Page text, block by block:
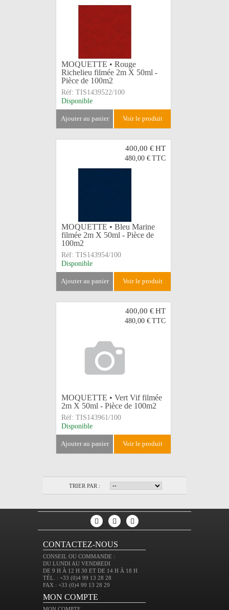
MOQUETTE • Rouge
Richelieu filmée 2m X 50ml -
Pièce de 100m2
Réf: TIS1439522/100
Disponible
ajouter au panier voir le produit
400,00 €HT
480,00 € TTC
MOQUETTE • Bleu Marine
filmée 2m X 50ml - Pièce de
100m2
Réf: TIS143954/100
Disponible
ajouter au panier voir le produit
400,00 €HT
480,00 € TTC
MOQUETTE • Vert Vif filmée
2m X 50ml - Pièce de 100m2
Réf: TIS143961/100
Disponible
ajouter au panier voir le produit
TRIER PAR :
CONTACTEZ-NOUS
CONSEIL OU COMMANDE :
DU LUNDI AU VENDREDI
DE 9 H À 12 H 30 ET DE 14 H À 18 H
TÉL. : +33 (0)4 99 13 28 28
FAX : +33 (0)4 99 13 28 29
MON COMPTE